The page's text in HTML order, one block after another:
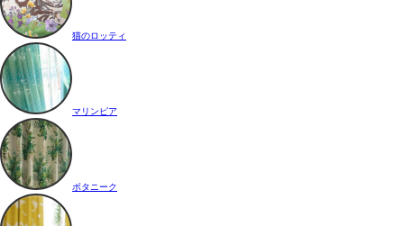
猫のロッティ
マリンピア
ボタニーク